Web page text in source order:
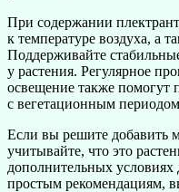
При содержании
к температуре воздуха, а
Поддерживайте
у растения. Регулярное
освещение также помогут
с вегетационным
Если вы решите добавить
учитывайте, что это
дополнительных
простым рекомендациям,